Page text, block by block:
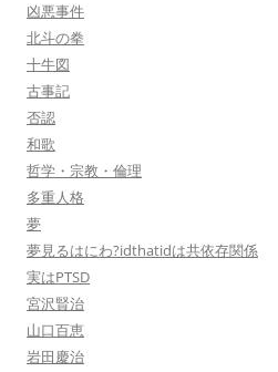
凶悪事件
北斗の拳
十牛図
古事記
否認
和歌
哲学・宗教・倫理
多重人格
夢
夢見るはにわ?idthatidは共依存関係
実はPTSD
宮沢賢治
山口百恵
岩田慶治